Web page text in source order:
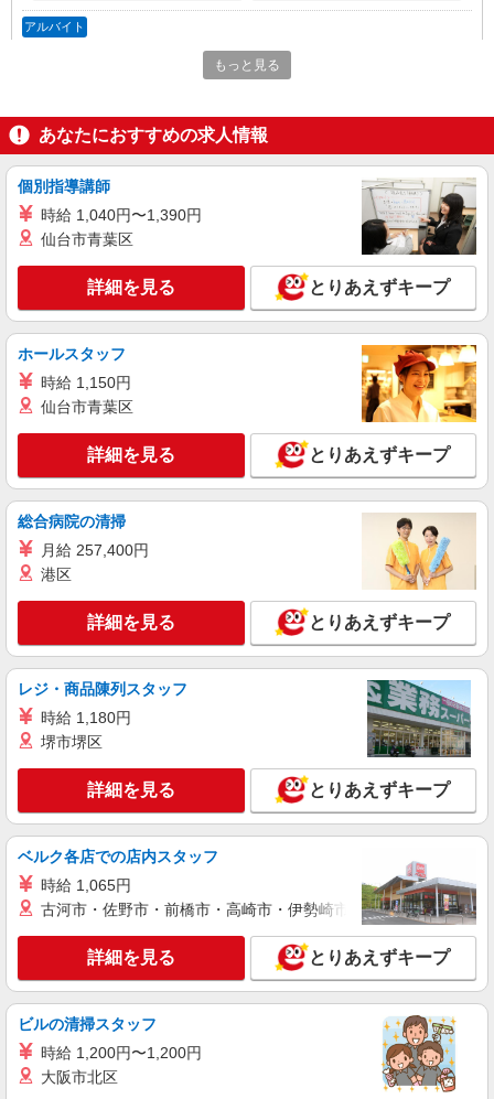
アルバイト
アウトドアブランドのアパレル販売スタッフ
沖縄県豊見城市豊崎1-188 沖縄アウトレット
モールあしびなー 1F
詳細を見る
正社員
PUCCI
販売スタッフ
正社員：月給220,000円〜300,000円 ※経験・
勤続年数により異なる ※試用期間3ヵ月は同条件
※経験・能力により優遇します。
沖縄県豊見城市豊崎1-188 沖縄アウトレット
詳細を見る
アルバイト パート
UNDER ARMOUR
フルタイム：時給1,130円 アルバイト・パー
沖縄県豊見城市豊崎1-188 沖縄アウトレット
モールあしびなー 1F
キープ 詳細を見る
アルバイト
THE NORTH FACE／HELLY HANSEN
アウトドアウェアの販売スタッフ
アルバイト：時給1,030円〜1,300円 ※経験・
能力により優遇します。
沖縄県豊見城市豊崎1-188 沖縄アウトレット
詳細を見る
RVCASTORE
販売員
アルバイト：時給1,050円〜 パート：時給
1,030円〜 ※経験・能力により優遇します
沖縄県豊見城市豊崎1-188 沖縄アウトレット
もっと見る
あなたにおすすめの求人情報
個別指導講師
時給 1,040円〜1,390円
仙台市青葉区
詳細を見る とりあえずキープ
ホールスタッフ
時給 1,150円
仙台市青葉区
詳細を見る とりあえずキープ
総合病院の清掃
月給 257,400円
港区
詳細を見る とりあえずキープ
レジ・商品陳列スタッフ
時給 1,180円
堺市堺区
詳細を見る とりあえずキープ
ベルク各店での店内スタッフ
時給 1,065円
古河市・佐野市・前橋市・高崎市・伊勢崎市・太田市・館林市
詳細を見る とりあえずキープ
ビルの清掃スタッフ
時給 1,200円〜1,200円
大阪市北区